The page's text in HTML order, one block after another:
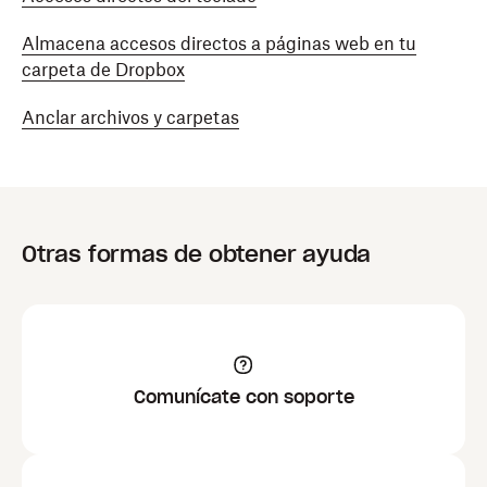
Almacena accesos directos a páginas web en tu
carpeta de Dropbox
Anclar archivos y carpetas
Otras formas de obtener ayuda
Comunícate con soporte